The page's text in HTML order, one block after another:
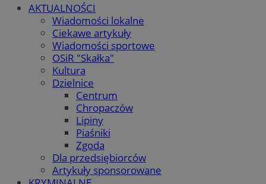
AKTUALNOŚCI
Wiadomości lokalne
Ciekawe artykuły
Wiadomości sportowe
OSiR "Skałka"
Kultura
Dzielnice
Centrum
Chropaczów
Lipiny
Piaśniki
Zgoda
Dla przedsiębiorców
Artykuły sponsorowane